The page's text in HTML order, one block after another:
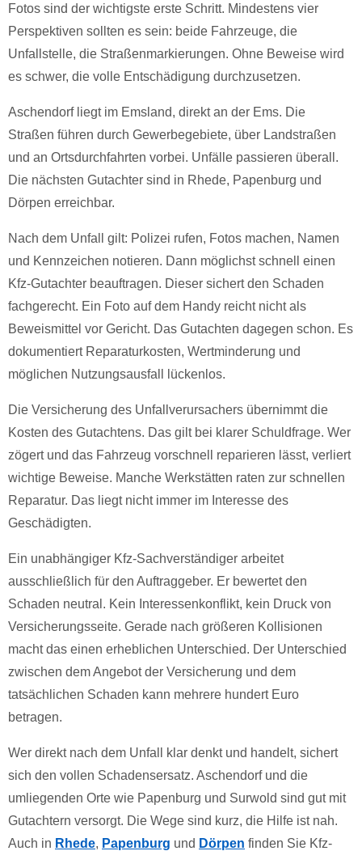
Fotos sind der wichtigste erste Schritt. Mindestens vier
Perspektiven sollten es sein: beide Fahrzeuge, die
Unfallstelle, die Straßenmarkierungen. Ohne Beweise wird
es schwer, die volle Entschädigung durchzusetzen.
Aschendorf liegt im Emsland, direkt an der Ems. Die
Straßen führen durch Gewerbegebiete, über Landstraßen
und an Ortsdurchfahrten vorbei. Unfälle passieren überall.
Die nächsten Gutachter sind in Rhede, Papenburg und
Dörpen erreichbar.
Nach dem Unfall gilt: Polizei rufen, Fotos machen, Namen
und Kennzeichen notieren. Dann möglichst schnell einen
Kfz-Gutachter beauftragen. Dieser sichert den Schaden
fachgerecht. Ein Foto auf dem Handy reicht nicht als
Beweismittel vor Gericht. Das Gutachten dagegen schon. Es
dokumentiert Reparaturkosten, Wertminderung und
möglichen Nutzungsausfall lückenlos.
Die Versicherung des Unfallverursachers übernimmt die
Kosten des Gutachtens. Das gilt bei klarer Schuldfrage. Wer
zögert und das Fahrzeug vorschnell reparieren lässt, verliert
wichtige Beweise. Manche Werkstätten raten zur schnellen
Reparatur. Das liegt nicht immer im Interesse des
Geschädigten.
Ein unabhängiger Kfz-Sachverständiger arbeitet
ausschließlich für den Auftraggeber. Er bewertet den
Schaden neutral. Kein Interessenkonflikt, kein Druck von
Versicherungsseite. Gerade nach größeren Kollisionen
macht das einen erheblichen Unterschied. Der Unterschied
zwischen dem Angebot der Versicherung und dem
tatsächlichen Schaden kann mehrere hundert Euro
betragen.
Wer direkt nach dem Unfall klar denkt und handelt, sichert
sich den vollen Schadensersatz. Aschendorf und die
umliegenden Orte wie Papenburg und Surwold sind gut mit
Gutachtern versorgt. Die Wege sind kurz, die Hilfe ist nah.
Auch in Rhede, Papenburg und Dörpen finden Sie Kfz-